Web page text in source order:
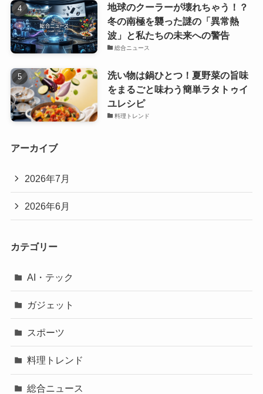
地球のクーラーが壊れちゃう！？
冬の南極を襲った謎の「異常熱
波」と私たちの未来への警告
総合ニュース
洗い物は鍋ひとつ！夏野菜の旨味
をまるごと味わう簡単ラタトゥイ
ユレシピ
料理トレンド
アーカイブ
2026年7月
2026年6月
カテゴリー
AI・テック
ガジェット
スポーツ
料理トレンド
総合ニュース